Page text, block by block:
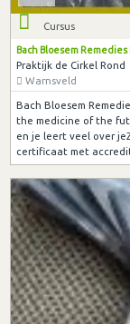
Cursus
Bach Bloesem
Praktijk de Cirkel Rond
Warnsveld
Bach Bloesem
the medicine of the
en je leert veel over
certificaat met